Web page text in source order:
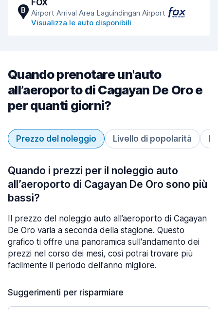
B
FOX
Airport Arrival Area Laguindingan Airport
Visualizza le auto disponibili
Quando prenotare un'auto
all’aeroporto di Cagayan De Oro e
per quanti giorni?
Prezzo del noleggio Livello di popolarità
Quando i prezzi per il noleggio auto
all’aeroporto di Cagayan De Oro sono più
bassi?
Il prezzo del noleggio auto all’aeroporto di Cagayan
De Oro varia a seconda della stagione. Questo
grafico ti offre una panoramica sull'andamento dei
prezzi nel corso dei mesi, così potrai trovare più
facilmente il periodo dell'anno migliore.
Suggerimenti per risparmiare